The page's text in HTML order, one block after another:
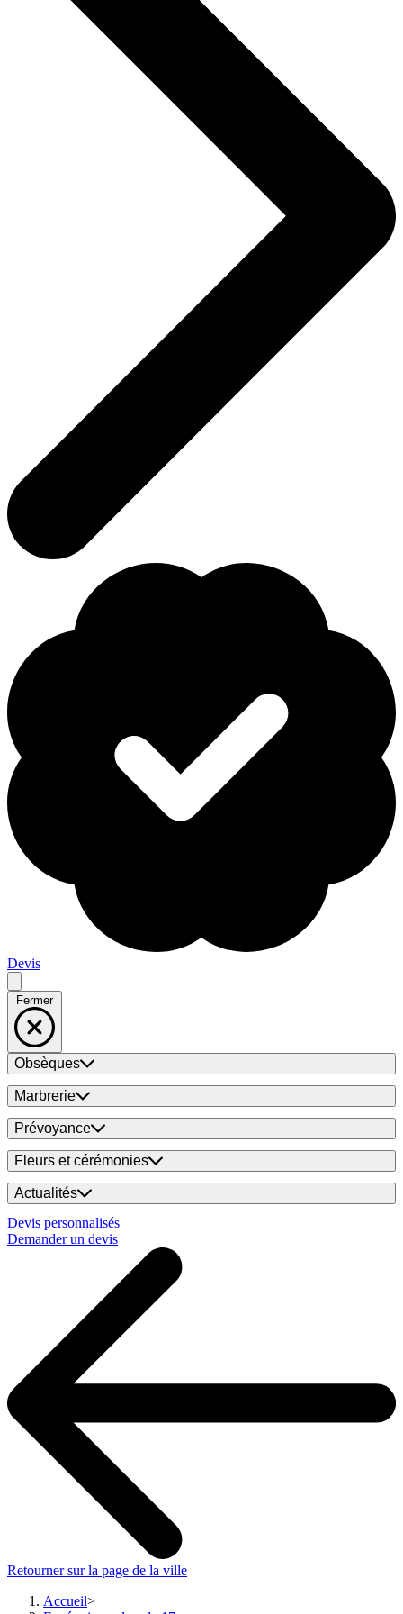
Devis
Fermer
Obsèques
Marbrerie
Prévoyance
Fleurs et cérémonies
Actualités
Devis personnalisés
Demander un devis
Retourner sur la page de la ville
Accueil